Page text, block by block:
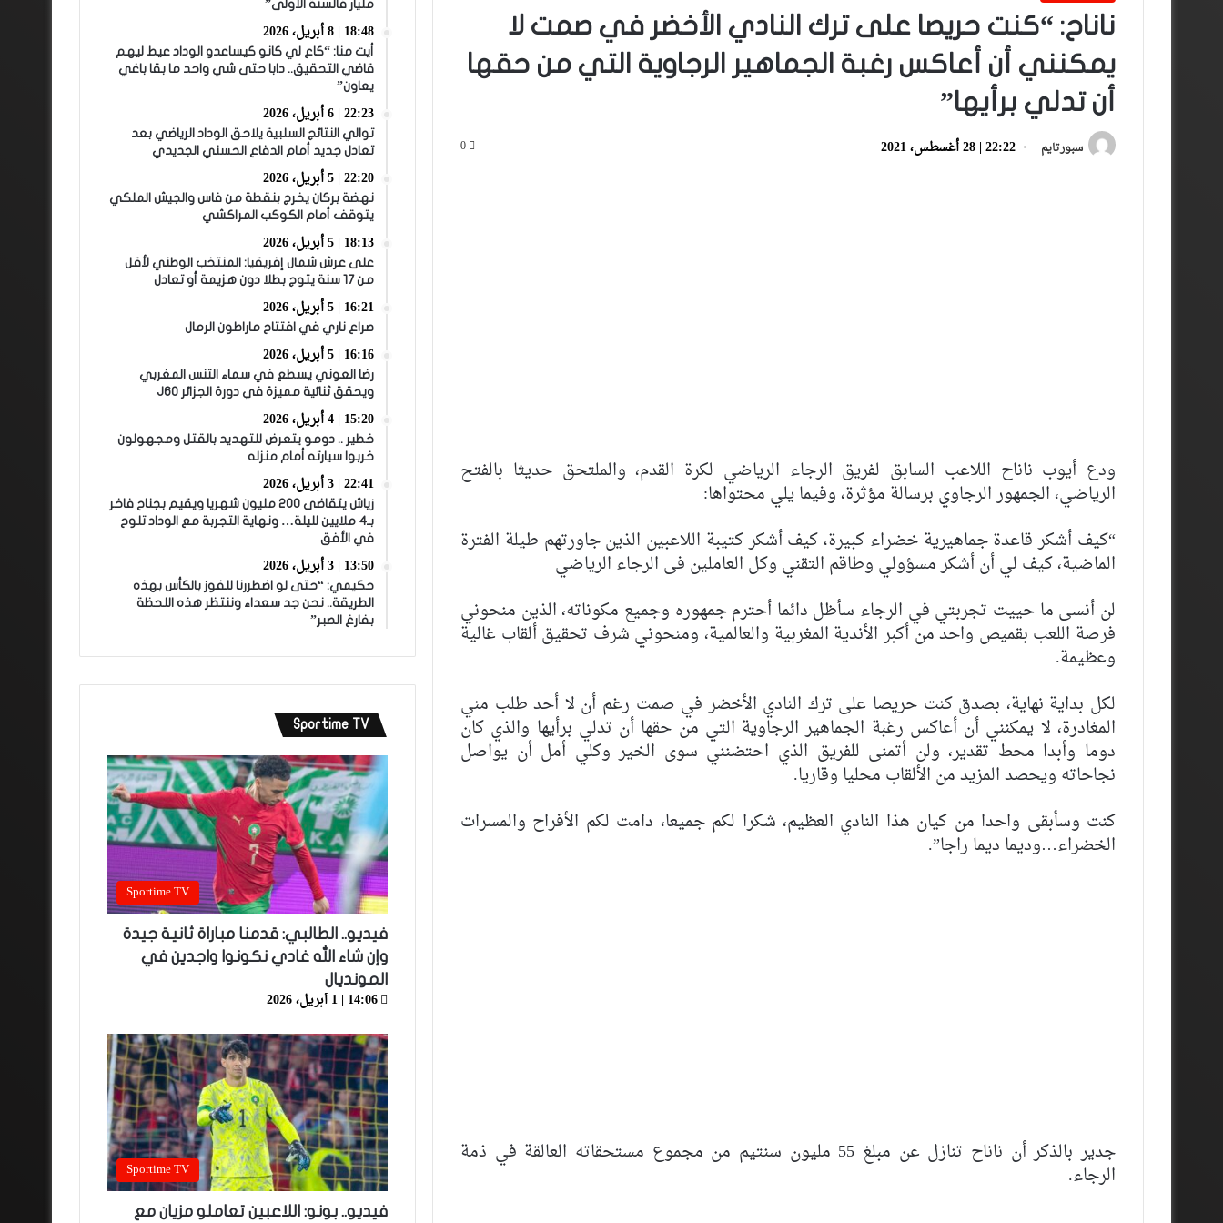
ناناح: “كنت حريصا على ترك النادي الأخضر في صمت لا
يمكنني أن أعاكس رغبة الجماهير الرجاوية التي من حقها
أن تدلي برأيها”
سبورتايم 22:22 | 28 أغسطس، 2021 0
ودع أيوب ناناح اللاعب السابق لفريق الرجاء الرياضي لكرة القدم، والملتحق حديثا بالفتح
الرياضي، الجمهور الرجاوي برسالة مؤثرة، وفيما يلي محتواها:
“كيف أشكر قاعدة جماهيرية خضراء كبيرة، كيف أشكر كتيبة اللاعبين الذين جاورتهم طيلة الفترة
الماضية، كيف لي أن أشكر مسؤولي وطاقم التقني وكل العاملين فى الرجاء الرياضي
لن أنسى ما حييت تجربتي في الرجاء سأظل دائما أحترم جمهوره وجميع مكوناته، الذين منحوني
فرصة اللعب بقميص واحد من أكبر الأندية المغربية والعالمية، ومنحوني شرف تحقيق ألقاب غالية
وعظيمة.
لكل بداية نهاية، بصدق كنت حريصا على ترك النادي الأخضر في صمت رغم أن لا أحد طلب مني
المغادرة، لا يمكنني أن أعاكس رغبة الجماهير الرجاوية التي من حقها أن تدلي برأيها والذي كان
دوما وأبدا محط تقدير، ولن أتمنى للفريق الذي احتضنني سوى الخير وكلي أمل أن يواصل
نجاحاته ويحصد المزيد من الألقاب محليا وقاريا.
كنت وسأبقى واحدا من كيان هذا النادي العظيم، شكرا لكم جميعا، دامت لكم الأفراح والمسرات
الخضراء…وديما ديما راجا”.
جدير بالذكر أن ناناح تنازل عن مبلغ 55 مليون سنتيم من مجموع مستحقاته العالقة في ذمة
الرجاء.
مليار فالسنة الأولى”
18:48 | 8 أبريل، 2026
أيت منا: “كاع لي كانو كيساعدو الوداد عيط ليهم
قاضي التحقيق.. دابا حتى شي واحد ما بقا باغي
يعاون”
22:23 | 6 أبريل، 2026
توالي النتائج السلبية يلاحق الوداد الرياضي بعد
تعادل جديد أمام الدفاع الحسني الجديدي
22:20 | 5 أبريل، 2026
نهضة بركان يخرج بنقطة من فاس والجيش الملكي
يتوقف أمام الكوكب المراكشي
18:13 | 5 أبريل، 2026
على عرش شمال إفريقيا: المنتخب الوطني لأقل
من 17 سنة يتوج بطلا دون هزيمة أو تعادل
16:21 | 5 أبريل، 2026
صراع ناري في افتتاح ماراطون الرمال
16:16 | 5 أبريل، 2026
رضا العوني يسطع في سماء التنس المغربي
ويحقق ثنائية مميزة في دورة الجزائر J60
15:20 | 4 أبريل، 2026
خطير .. دومو يتعرض للتهديد بالقتل ومجهولون
خربوا سيارته أمام منزله
22:41 | 3 أبريل، 2026
زياش يتقاضى 200 مليون شهريا ويقيم بجناح فاخر
بـ4 ملايين لليلة… ونهاية التجربة مع الوداد تلوح
في الأفق
13:50 | 3 أبريل، 2026
حكيمي: “حتى لو اضطررنا للفوز بالكأس بهذه
الطريقة.. نحن جد سعداء وننتظر هذه اللحظة
بفارغ الصبر”
Sportime TV
Sportime TV
فيديو.. الطالبي: قدمنا مباراة ثانية جيدة
وإن شاء الله غادي نكونوا واجدين في
المونديال
14:06 | 1 أبريل، 2026
Sportime TV
فيديو.. بونو: اللاعبين تعاملو مزيان مع